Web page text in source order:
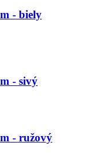
- biely
- sivý
- ružový